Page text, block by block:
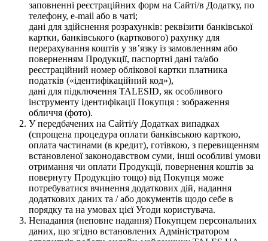
заповненні реєстраційних форм на Сайті/в Додатку, по
телефону, e-mail або в чаті;
дані для здійснення розрахунків: реквізити банківської
картки, банківського (карткового) рахунку для
перерахування коштів у зв’язку із замовленням або
поверненням Продукції, паспортні дані та/або
реєстраційний номер облікової картки платника
податків («ідентифікаційний код»),
дані для підключення TALESID, як особливого
інструменту ідентифікації Покупця : зображення
обличчя (фото).
У передбачених на Сайті/у Додатках випадках
(спрощена процедура оплати банківською карткою,
оплата частинами (в кредит), готівкою, з перевищенням
встановленої законодавством суми, інші особливі умови
отримання чи оплати Продукції, повернення коштів за
повернуту Продукцію тощо) від Покупця може
потребуватися вчинення додаткових дій, надання
додаткових даних та / або документів щодо себе в
порядку та на умовах цієї Угоди користувача.
Ненадання (неповне надання) Покупцем персональних
даних, що згідно встановлених Адміністратором